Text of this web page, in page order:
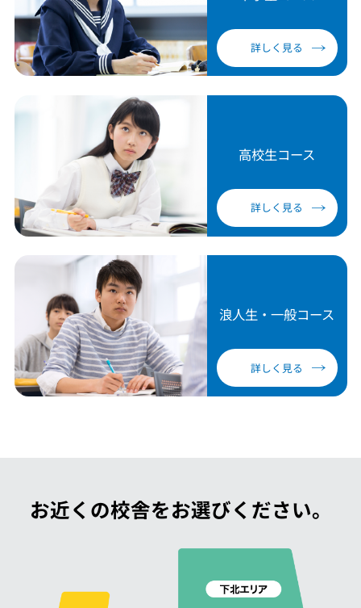
詳しく見る
高校生コース
詳しく見る
浪人生・一般コース
詳しく見る
お近くの校舎をお選びください。